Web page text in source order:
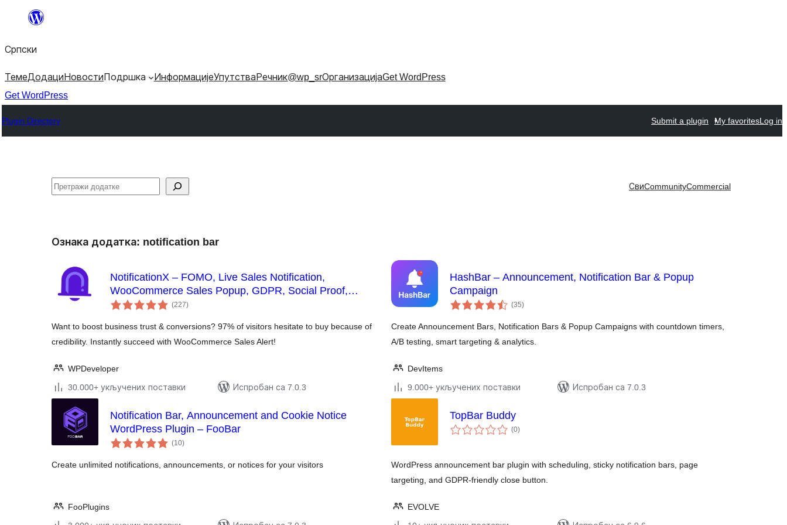
Скочи
садржај
Српски
ТемеДодаци Новости Подршка ИнформацијеУпутства Речник@wp_srОрганизацијаGet WordPress
Get WordPress
Plugin Directory Submit a plugin My favoritesLog in
Претрага СвиCommunityCommercial
Ознака додатка: notification bar
NotificationX – FOMO, Live Sales Notification,
WooCommerce Sales Popup, GDPR, Social Proof,
Announcement Banner & Floating Notification Bar
(227укупних
оцена
)
Want to boost business trust & conversions? 97% of visitors hesitate to buy because of
credibility. Instantly succeed with WooCommerce Sales Alert!
WPDeveloper
30.000+ укључених поставки
Испробан са 7.0.3
HashBar – Announcement, Notification Bar & Popup
Campaign
(35укупних
оцена
)
Create Announcement Bars, Notification Bars & Popup Campaigns with countdown timers,
A/B testing, smart targeting & analytics.
DevItems
9.000+ укључених поставки
Испробан са 7.0.3
Notification Bar, Announcement and Cookie Notice
WordPress Plugin – FooBar
(10укупних
оцена
)
Create unlimited notifications, announcements, or notices for your visitors
FooPlugins
TopBar Buddy
(0укупних
оцена
)
WordPress announcement bar plugin with scheduling, sticky notification bars, page
targeting, and GDPR-friendly close button.
EVOLVE